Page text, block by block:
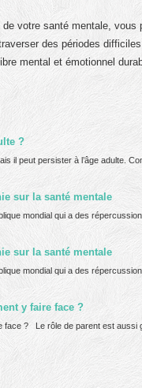
votre santé mentale,
des périodes
mental et émotionnel
?
il peut persister à l’âge adulte.
sur la santé mentale
mondial qui a des
sur la santé mentale
mondial qui a des
y faire face ?
face ? Le rôle de parent est aussi